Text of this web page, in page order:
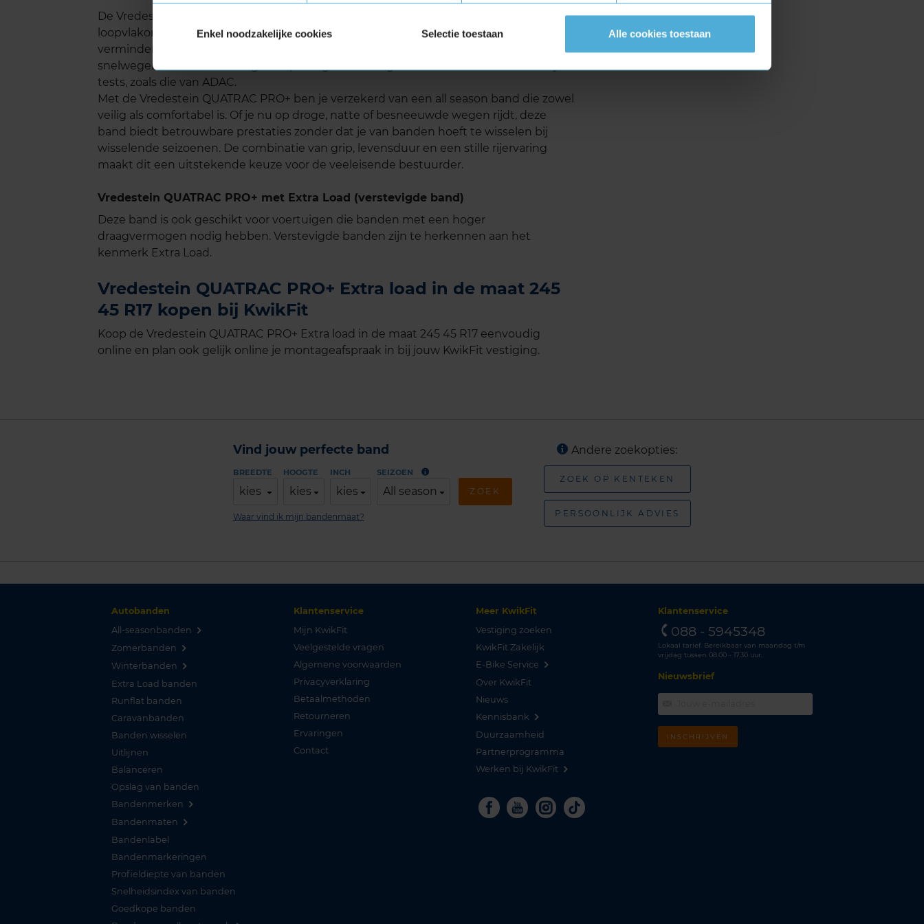
Enkel noodzakelijke cookies Selectie toestaan Alle cookies toestaan
De Vredestein QUATRAC PRO+ zorgt voor een stille rijervaring. Dankzij het innovatieve
loopvlakontwerp wordt het wegcontact geoptimaliseerd om het afrolgeluid te
verminderen. Dit draagt bij aan een aangename en comfortabele rit, zelfs op
snelwegen. De band scoort goed op het gebied van geluidsreductie in onafhankelijke
tests, zoals die van ADAC.
Met de Vredestein QUATRAC PRO+ ben je verzekerd van een all season band die zowel
veilig als comfortabel is. Of je nu op droge, natte of besneeuwde wegen rijdt, deze
band biedt betrouwbare prestaties zonder dat je van banden hoeft te wisselen bij
wisselende seizoenen. De combinatie van grip, levensduur en een stille rijervaring
maakt dit een uitstekende keuze voor de veeleisende bestuurder.
Vredestein QUATRAC PRO+ met Extra Load (verstevigde band)
Deze band is ook geschikt voor voertuigen die banden met een hoger
draagvermogen nodig hebben. Verstevigde banden zijn te herkennen aan het
kenmerk Extra Load.
Vredestein QUATRAC PRO+ Extra load in de maat 245
45 R17 kopen bij KwikFit
Koop de Vredestein QUATRAC PRO+ Extra load in de maat 245 45 R17 eenvoudig
online en plan ook gelijk online je montageafspraak in bij jouw KwikFit vestiging.
Vind jouw perfecte band
BREEDTE
kies
HOOGTE
kies
INCH
kies
SEIZOEN
All season ZOEK
Waar vind ik mijn bandenmaat?
Andere zoekopties:
ZOEK OP KENTEKEN
PERSOONLIJK ADVIES
Autobanden
All-seasonbanden
Zomerbanden
Winterbanden
Extra Load banden
Runflat banden
Caravanbanden
Banden wisselen
Uitlijnen
Balanceren
Opslag van banden
Bandenmerken
Bandenmaten
Bandenlabel
Bandenmarkeringen
Profieldiepte van banden
Snelheidsindex van banden
Goedkope banden
Klantenservice
Mijn KwikFit
Veelgestelde vragen
Algemene voorwaarden
Privacyverklaring
Betaalmethoden
Retourneren
Ervaringen
Contact
Meer KwikFit
Vestiging zoeken
KwikFit Zakelijk
E-Bike Service
Over KwikFit
Nieuws
Kennisbank
Duurzaamheid
Partnerprogramma
Werken bij KwikFit
Facebook
YoutubeInstagram
Tiktok
Klantenservice
088 - 5945348
Lokaal tarief. Bereikbaar van maandag t/m
vrijdag tussen 08.00 - 17.30 uur.
Nieuwsbrief
INSCHRIJVEN